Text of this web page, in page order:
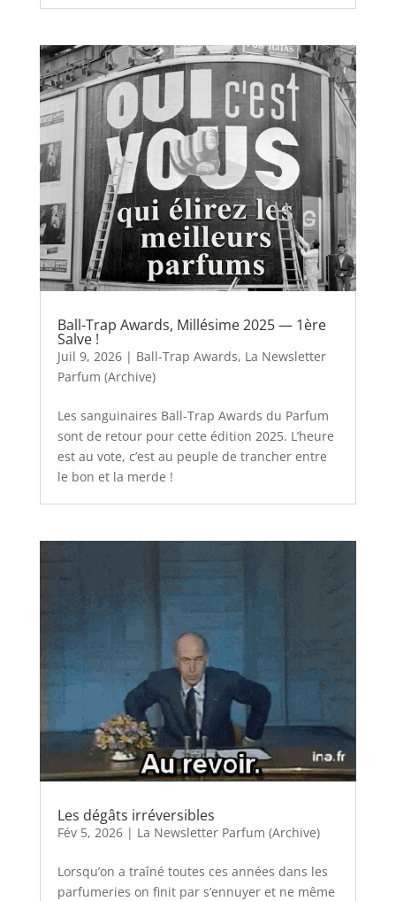
Ball-Trap Awards, Millésime 2025 — 1ère
Salve !
Juil 9, 2026| Ball-Trap Awards, La Newsletter
Parfum (Archive)
Les sanguinaires Ball-Trap Awards du Parfum
sont de retour pour cette édition 2025. L’heure
est au vote, c’est au peuple de trancher entre
le bon et la merde !
Les dégâts irréversibles
Fév 5, 2026| La Newsletter Parfum (Archive)
Lorsqu’on a traîné toutes ces années dans les
parfumeries on finit par s’ennuyer et ne même